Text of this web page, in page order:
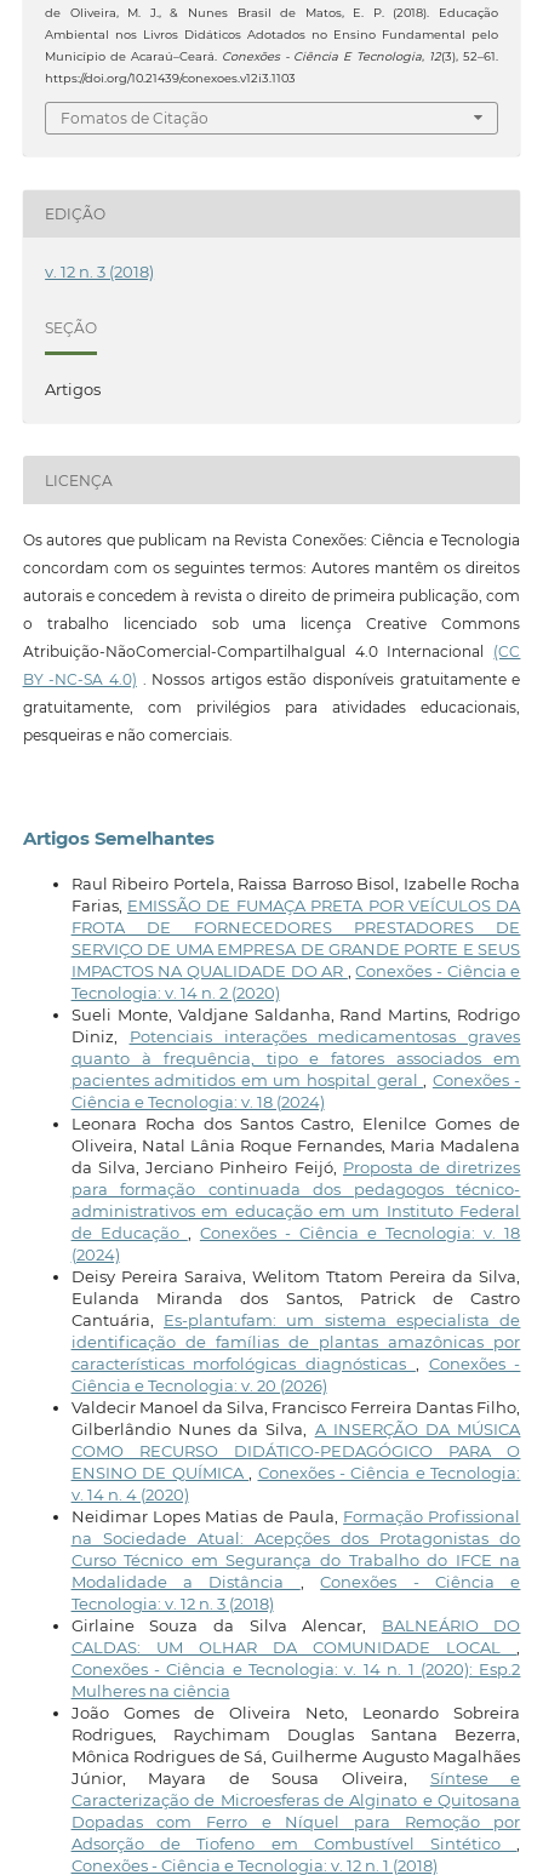
de Oliveira, M. J., & Nunes Brasil de Matos, E. P. (2018). Educação
Ambiental nos Livros Didáticos Adotados no Ensino Fundamental pelo
Município de Acaraú–Ceará.
Conexões - Ciência E Tecnologia, 12(3), 52–61.
https://doi.org/10.21439/conexoes.v12i3.1103
Fomatos de Citação
EDIÇÃO
v. 12 n. 3 (2018)
SEÇÃO
Artigos
LICENÇA
Os autores que publicam na Revista Conexões: Ciência e Tecnologia
concordam com os seguintes termos: Autores mantêm os direitos
autorais e concedem à revista o direito de primeira publicação, com
o trabalho licenciado sob uma licença Creative Commons
Atribuição-NãoComercial-CompartilhaIgual 4.0 Internacional (CC
BY -NC-SA 4.0) . Nossos artigos estão disponíveis gratuitamente e
gratuitamente, com privilégios para atividades educacionais,
pesqueiras e não comerciais.
Artigos Semelhantes
Raul Ribeiro Portela, Raissa Barroso Bisol, Izabelle Rocha
Farias, EMISSÃO DE FUMAÇA PRETA POR VEÍCULOS DA
FROTA DE FORNECEDORES PRESTADORES DE
SERVIÇO DE UMA EMPRESA DE GRANDE PORTE E SEUS
IMPACTOS NA QUALIDADE DO AR
,Conexões - Ciência e
Tecnologia: v. 14 n. 2 (2020)
Sueli Monte, Valdjane Saldanha, Rand Martins, Rodrigo
Diniz, Potenciais interações medicamentosas graves
quanto à frequência, tipo e fatores associados em
pacientes admitidos em um hospital geral
Conexões -
Ciência e Tecnologia: v. 18 (2024)
Leonara Rocha dos Santos Castro, Elenilce Gomes de
Oliveira, Natal Lânia Roque Fernandes, Maria Madalena
da Silva, Jerciano Pinheiro Feijó, Proposta de diretrizes
para formação continuada dos pedagogos técnico-
administrativos em educação em um Instituto Federal
de Educação
Conexões - Ciência e Tecnologia: v. 18
(2024)
Deisy Pereira Saraiva, Welitom Ttatom Pereira da Silva,
Eulanda Miranda dos Santos, Patrick de Castro
Cantuária, Es-plantufam: um sistema especialista de
identificação de famílias de plantas amazônicas por
características morfológicas diagnósticas
Conexões -
Ciência e Tecnologia: v. 20 (2026)
Valdecir Manoel da Silva, Francisco Ferreira Dantas Filho,
Gilberlândio Nunes da Silva, A INSERÇÃO DA MÚSICA
COMO RECURSO DIDÁTICO-PEDAGÓGICO PARA O
ENSINO DE QUÍMICA
Conexões - Ciência e Tecnologia:
v. 14 n. 4 (2020)
Neidimar Lopes Matias de Paula, Formação Profissional
na Sociedade Atual: Acepções dos Protagonistas do
Curso Técnico em Segurança do Trabalho do IFCE na
Modalidade a Distância
,Conexões - Ciência e
Tecnologia: v. 12 n. 3 (2018)
Girlaine Souza da Silva Alencar, BALNEÁRIO DO
CALDAS: UM OLHAR DA COMUNIDADE LOCAL
Conexões - Ciência e Tecnologia: v. 14 n. 1 (2020): Esp.2
Mulheres na ciência
João Gomes de Oliveira Neto, Leonardo Sobreira
Rodrigues, Raychimam Douglas Santana Bezerra,
Mônica Rodrigues de Sá, Guilherme Augusto Magalhães
Júnior, Mayara de Sousa Oliveira, Síntese e
Caracterização de Microesferas de Alginato e Quitosana
Dopadas com Ferro e Níquel para Remoção por
Adsorção de Tiofeno em Combustível Sintético
Conexões - Ciência e Tecnologia: v. 12 n. 1 (2018)